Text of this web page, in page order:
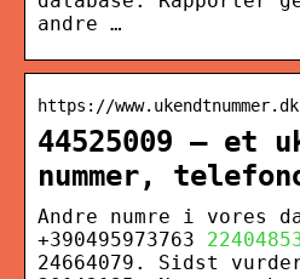
andre …
https://
44525009 – et
nummer,
Andre numre i vores
+390495973763
24664079. Sidst